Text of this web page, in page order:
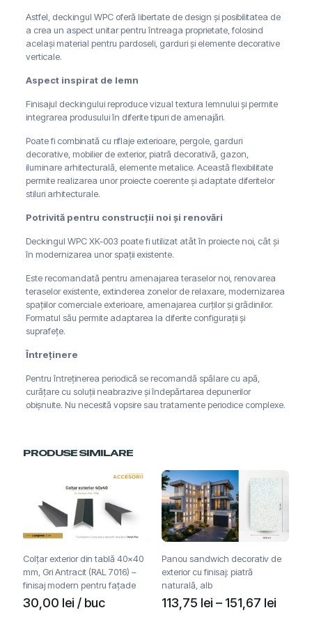
Astfel, deckingul WPC oferă libertate de design și posibilitatea de
a crea un aspect unitar pentru întreaga proprietate, folosind
același material pentru pardoseli, garduri și elemente decorative
verticale.
Aspect inspirat de lemn
Finisajul deckingului reproduce vizual textura lemnului și permite
integrarea produsului în diferite tipuri de amenajări.
Poate fi combinată cu riflaje exterioare, pergole, garduri
decorative, mobilier de exterior, piatră decorativă, gazon,
iluminare arhitecturală, elemente metalice. Această flexibilitate
permite realizarea unor proiecte coerente și adaptate diferitelor
stiluri arhitecturale.
Potrivită pentru construcții noi și renovări
Deckingul WPC XK-003 poate fi utilizat atât în proiecte noi, cât și
în modernizarea unor spații existente.
Este recomandată pentru amenajarea teraselor noi, renovarea
teraselor existente, extinderea zonelor de relaxare, modernizarea
spațiilor comerciale exterioare, amenajarea curților și grădinilor.
Formatul său permite adaptarea la diferite configurații și
suprafețe.
Întreținere
Pentru întreținerea periodică se recomandă spălare cu apă,
curățare cu soluții neabrazive și îndepărtarea depunerilor
obișnuite. Nu necesită vopsire sau tratamente periodice complexe.
PRODUSE SIMILARE
Colțar exterior din tablă 40×40
mm, Gri Antracit (RAL 7016) –
finisaj modern pentru fațade
30,00 lei / buc
Panou sandwich decorativ de
exterior cu finisaj: piatră
naturală, alb
113,75 lei – 151,67 lei